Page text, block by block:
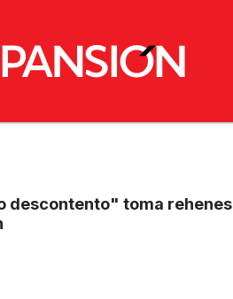
descontento" toma rehenes